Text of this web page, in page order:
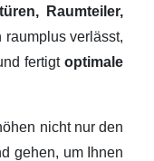
Raumteiler,
verlässt,
fertigtoptimale
nicht nur den
gehen, um Ihnen